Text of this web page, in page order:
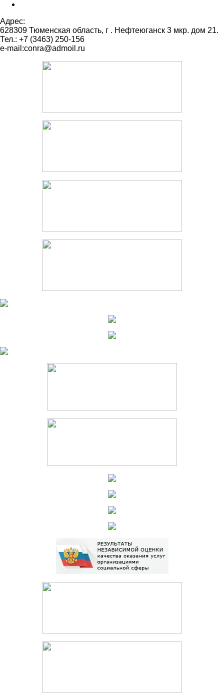
Адрес:
628309 Тюменская область, г . Нефтеюганск 3 мкр. дом 21.
Тел.: +7 (3463) 250-156
e-mail:conra@admoil.ru